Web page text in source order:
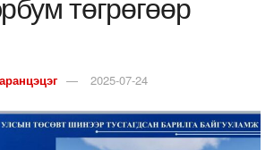
2025-07-24